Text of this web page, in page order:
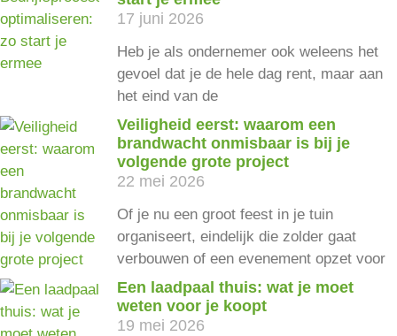
17 juni 2026
Heb je als ondernemer ook weleens het
gevoel dat je de hele dag rent, maar aan
het eind van de
Veiligheid eerst: waarom een
brandwacht onmisbaar is bij je
volgende grote project
22 mei 2026
Of je nu een groot feest in je tuin
organiseert, eindelijk die zolder gaat
verbouwen of een evenement opzet voor
Een laadpaal thuis: wat je moet
weten voor je koopt
19 mei 2026